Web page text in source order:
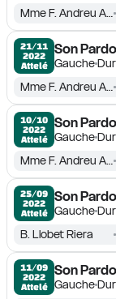
Mme F. Andreu
21/11
2022
Attelé
Son Pardo
GaucheDur
Mme F. Andreu
10/10
2022
Attelé
Son Pardo
GaucheDur
Mme F. Andreu
25/09
2022
Attelé
Son Pardo
GaucheDur
B. Llobet Riera
11/09
2022
Attelé
Son Pardo
GaucheDur